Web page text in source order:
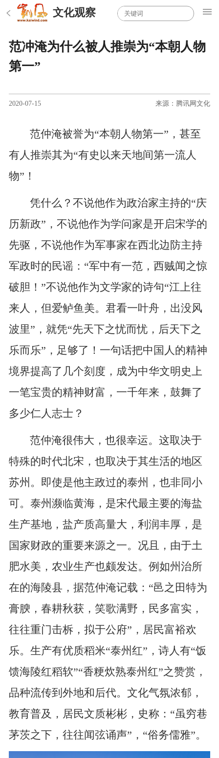
文化观察
范冲淹为什么被人推崇为“本朝人物
第一”
2020-07-15 来源：腾讯网文化
范仲淹被誉为“本朝人物第一”，甚至
有人推崇其为“有史以来天地间第一流人
物”！
凭什么？不说他作为政治家主持的“庆
历新政”，不说他作为学问家是开启宋学的
先驱，不说他作为军事家在西北边防主持
军政时的民谣：“军中有一范，西贼闻之惊
破胆！”不说他作为文学家的诗句“江上往
来人，但爱鲈鱼美。君看一叶舟，出没风
波里”，就凭“先天下之忧而忧，后天下之
乐而乐”，足够了！一句话把中国人的精神
境界提高了几个刻度，成为中华文明史上
一笔宝贵的精神财富，一千年来，鼓舞了
多少仁人志士？
范仲淹很伟大，也很幸运。这取决于
特殊的时代北宋，也取决于其生活的地区
苏州。即使是他主政过的泰州，也非同小
可。泰州濒临黄海，是宋代最主要的海盐
生产基地，盐产质高量大，利润丰厚，是
国家财政的重要来源之一。况且，由于土
肥水美，农业生产也颇发达。例如州治所
在的海陵县，据范仲淹记载：“邑之田特为
膏腴，春耕秋获，笑歌满野，民多富实，
往往重门击柝，拟于公府”，居民富裕欢
乐。生产有优质稻米“泰州红”，诗人有“饭
馈海陵红稻软”“香粳炊熟泰州红”之赞赏，
品种流传到外地和后代。文化气氛浓郁，
教育普及，居民文质彬彬，史称：“虽穷巷
茅茨之下，往往闻弦诵声”，“俗务儒雅”。